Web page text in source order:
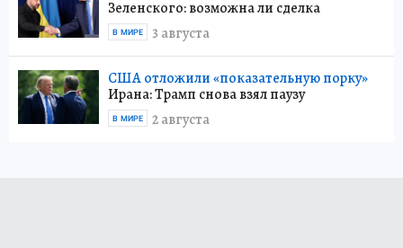
Зеленского: возможна ли сделка
3 августа
В МИРЕ
США отложили «показательную порку»
Ирана: Трамп снова взял паузу
2 августа
В МИРЕ